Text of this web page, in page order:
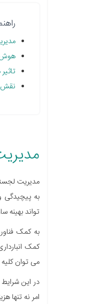
نقش
مدیریت
به پیچیدگی
تواند بهینه
به کمک
کمک
می توان
در این
امر نه تنها